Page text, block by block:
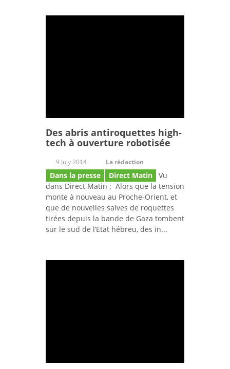
Des abris antiroquettes high-
tech à ouverture robotisée
9 July 2014 La rédaction
Dans la presse Direct Matin
Vu
dans Direct Matin : Alors que la tension
monte à nouveau au Proche-Orient, et
que de nouvelles salves de roquettes
tirées depuis la bande de Gaza tombent
sur le sud de l’Etat hébreu, des in...